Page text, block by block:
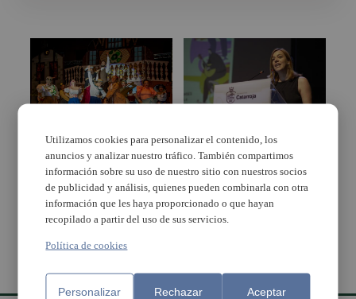
Catarroja arranca amb
la primera setmana de
les seues Festes Majors
El TAC de Catarroja
reprendrà la seua oferta
cultural amb ‘Croma’
Utilizamos cookies para personalizar el contenido, los
anuncios y analizar nuestro tráfico. También compartimos
información sobre su uso de nuestro sitio con nuestros socios
de publicidad y análisis, quienes pueden combinarla con otra
información que les haya proporcionado o que hayan
recopilado a partir del uso de sus servicios.
Política de cookies
Personalizar Rechazar Aceptar